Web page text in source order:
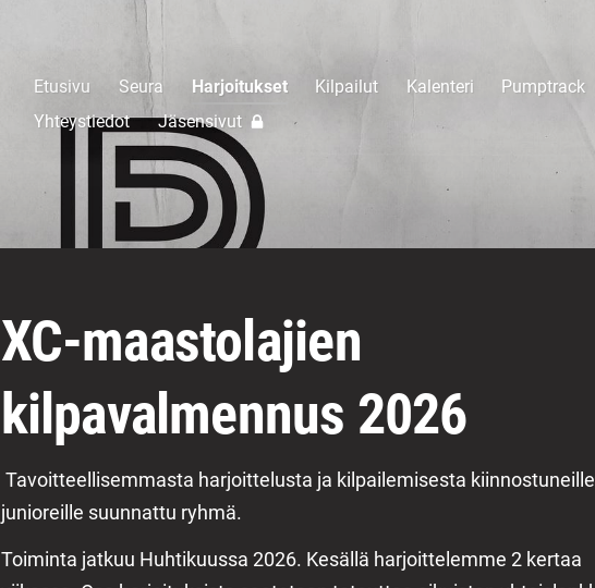
Etusivu Seura Harjoitukset Kilpailut Kalenteri Pumptrack
Yhteystiedot
Jäsensivut
XC-maastolajien
kilpavalmennus 2026
Tavoitteellisemmasta harjoittelusta ja kilpailemisesta kiinnostuneille
junioreille suunnattu ryhmä.
Toiminta jatkuu Huhtikuussa 2026. Kesällä harjoittelemme 2 kertaa